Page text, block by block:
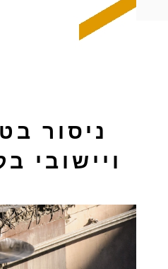
ניסור
ויישובי